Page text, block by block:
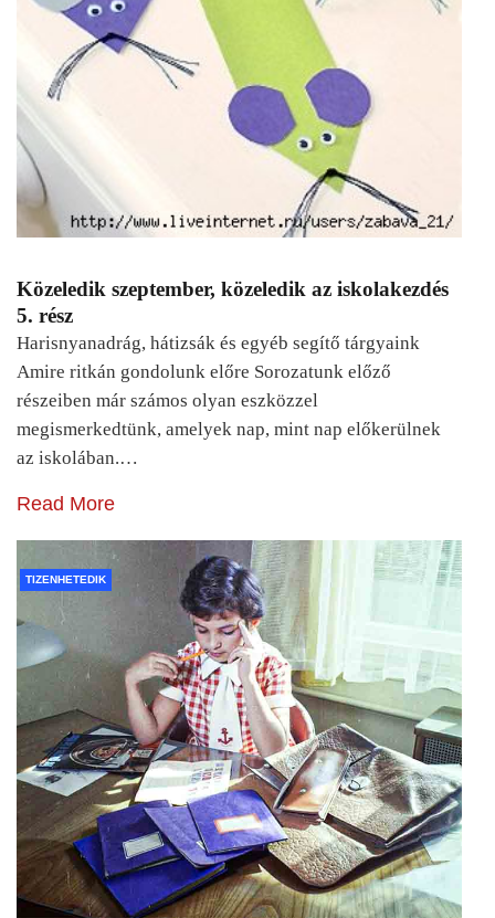
Közeledik szeptember, közeledik az iskolakezdés
5. rész
Harisnyanadrág, hátizsák és egyéb segítő tárgyaink
Amire ritkán gondolunk előre Sorozatunk előző
részeiben már számos olyan eszközzel
megismerkedtünk, amelyek nap, mint nap előkerülnek
az iskolában.…
Read More
TIZENHETEDIK